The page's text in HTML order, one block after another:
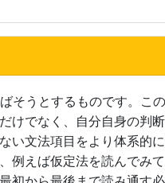
そうとするものです。こ
けでなく、自分自身の判
い文法項目をより体系的
例えば仮定法を読んでみ